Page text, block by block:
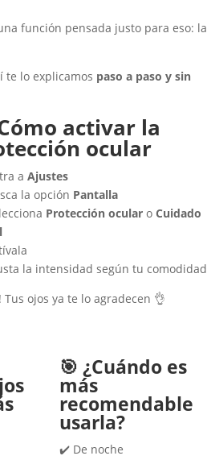
función pensada justo para eso: la
te lo explicamos paso a paso y sin
activar la
ocular
a Ajustes
la opción Pantalla
Protección ocularo Cuidado
la intensidad según tu comodidad
Tus ojos ya te lo agradecen 👌
🎯 ¿Cuándo es
más
recomendable
usarla?
✔️ De noche